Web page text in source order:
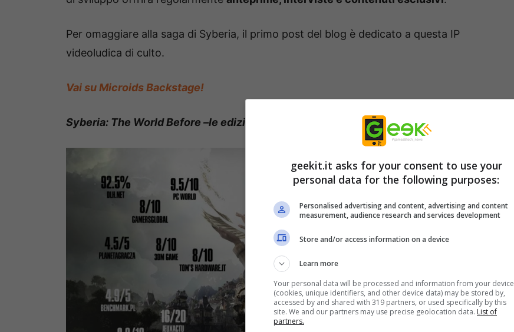
Per omaggiare alla saga di Syberia, il primo post del blog è dedicato a questa IP
videoludica di culto.
Vai su Microids Backstage!
Syberia: The World Before –le edizioni retail del capolavoro dell’avventura!
geekit.it asks for your consent to use your
personal data for the following purposes:
Personalised advertising and content, advertising and content
measurement, audience research and services development
Store and/or access information on a device
Learn more
Your personal data will be processed and information from your device
(cookies, unique identifiers, and other device data) may be stored by,
accessed by and shared with 319 partners, or used specifically by this
site. We and our partners may use precise geolocation data. List of
partners.